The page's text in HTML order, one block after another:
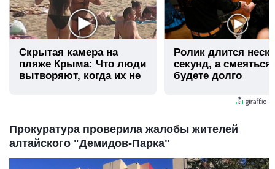
Скрытая камера на
пляже Крыма: Что люди
вытворяют, когда их не
Ролик длится
секунд, а
будете долго
Прокуратура проверила жалобы жителей
алтайского "Демидов-Парка"